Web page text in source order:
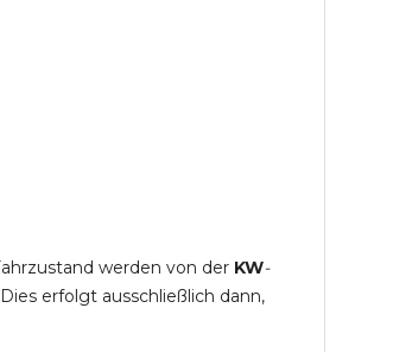
werden von der KW-
erfolgt ausschließlich dann,